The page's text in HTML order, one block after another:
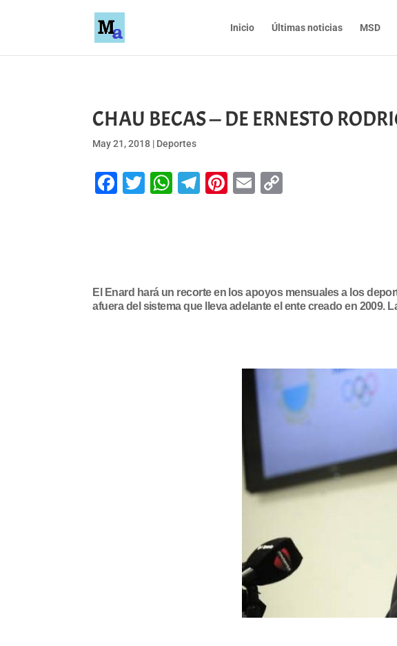
Inicio Últimas noticias MSD
CHAU BECAS — DE ERNESTO
May 21, 2018 | Deportes
Facebook
Twitter
WhatsApp
Telegram
Pinterest
Email
El Enard hará un recorte en los apoyos mensuales a los
afuera del sistema que lleva adelante el ente creado en 2009.